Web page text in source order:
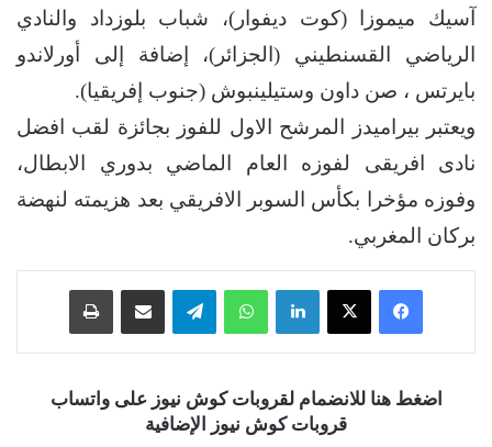
آسيك ميموزا (كوت ديفوار)، شباب بلوزداد والنادي
الرياضي القسنطيني (الجزائر)، إضافة إلى أورلاندو
بايرتس ، صن داون وستيلينبوش (جنوب إفريقيا).
ويعتبر بيراميدز المرشح الاول للفوز بجائزة لقب افضل
نادى افريقى لفوزه العام الماضي بدوري الابطال،
وفوزه مؤخرا بكأس السوبر الافريقي بعد هزيمته لنهضة
بركان المغربي.
فيسبوك ‫X لينكدإن واتساب تيلقرام
اضغط هنا للانضمام لقروبات كوش نيوز على واتساب
قروبات كوش نيوز الإضافية